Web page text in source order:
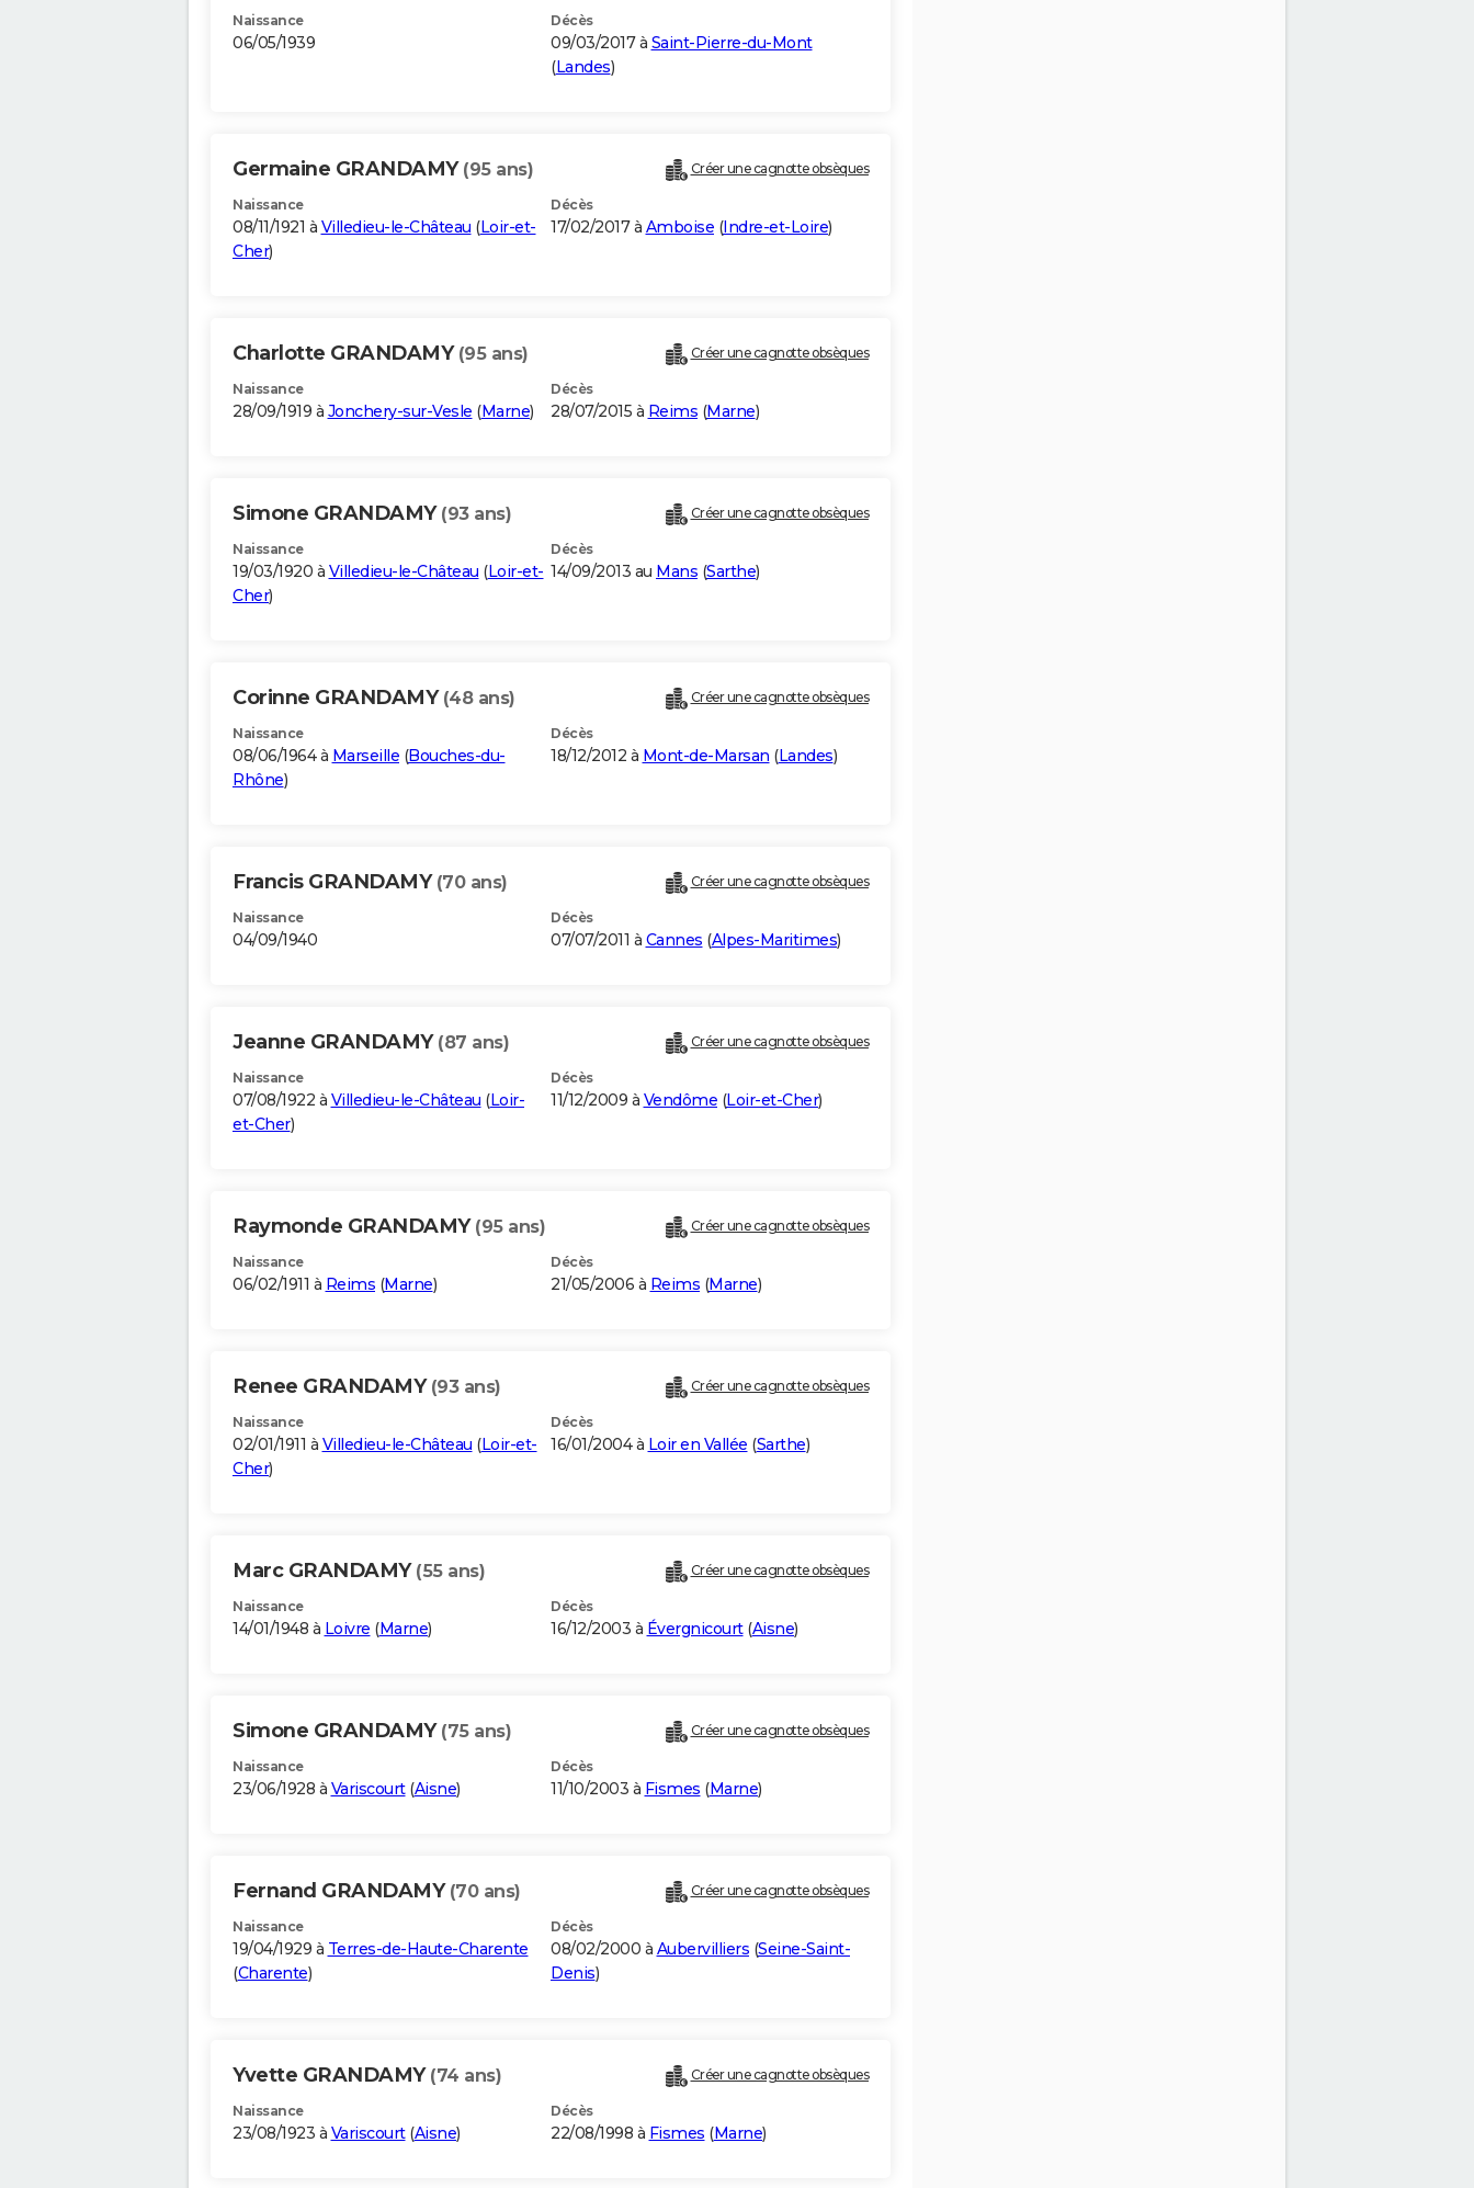
Naissance
06/05/1939
Décès
09/03/2017 à Saint-Pierre-du-Mont
(Landes)
Germaine GRANDAMY (95 ans) Créer une cagnotte obsèques
Naissance
08/11/1921 à Villedieu-le-Château (Loir-et-
Cher)
Décès
17/02/2017 à Amboise (Indre-et-Loire)
Charlotte GRANDAMY (95 ans) Créer une cagnotte obsèques
Naissance
28/09/1919 à Jonchery-sur-Vesle (Marne)
Décès
28/07/2015 à Reims (Marne)
Simone GRANDAMY (93 ans) Créer une cagnotte obsèques
Naissance
19/03/1920 à Villedieu-le-Château (Loir-et-
Cher)
Décès
14/09/2013 au Mans (Sarthe)
Corinne GRANDAMY (48 ans) Créer une cagnotte obsèques
Naissance
08/06/1964 à Marseille (Bouches-du-
Rhône)
Décès
18/12/2012 à Mont-de-Marsan (Landes)
Francis GRANDAMY (70 ans) Créer une cagnotte obsèques
Naissance
04/09/1940
Décès
07/07/2011 à Cannes (Alpes-Maritimes)
Jeanne GRANDAMY (87 ans) Créer une cagnotte obsèques
Naissance
07/08/1922 à Villedieu-le-Château (Loir-
et-Cher)
Décès
11/12/2009 à Vendôme (Loir-et-Cher)
Raymonde GRANDAMY (95 ans) Créer une cagnotte obsèques
Naissance
06/02/1911 à Reims (Marne)
Décès
21/05/2006 à Reims (Marne)
Renee GRANDAMY (93 ans) Créer une cagnotte obsèques
Naissance
02/01/1911 à Villedieu-le-Château (Loir-et-
Cher)
Décès
16/01/2004 à Loir en Vallée (Sarthe)
Marc GRANDAMY (55 ans) Créer une cagnotte obsèques
Naissance
14/01/1948 à Loivre (Marne)
Décès
16/12/2003 à Évergnicourt(Aisne)
Simone GRANDAMY (75 ans) Créer une cagnotte obsèques
Naissance
23/06/1928 à Variscourt(Aisne)
Décès
11/10/2003 à Fismes (Marne)
Fernand GRANDAMY (70 ans) Créer une cagnotte obsèques
Naissance
19/04/1929 à Terres-de-Haute-Charente
(Charente)
Décès
08/02/2000 à Aubervilliers (Seine-Saint-
Denis)
Yvette GRANDAMY (74 ans) Créer une cagnotte obsèques
Naissance
23/08/1923 à Variscourt(Aisne)
Décès
22/08/1998 à Fismes (Marne)